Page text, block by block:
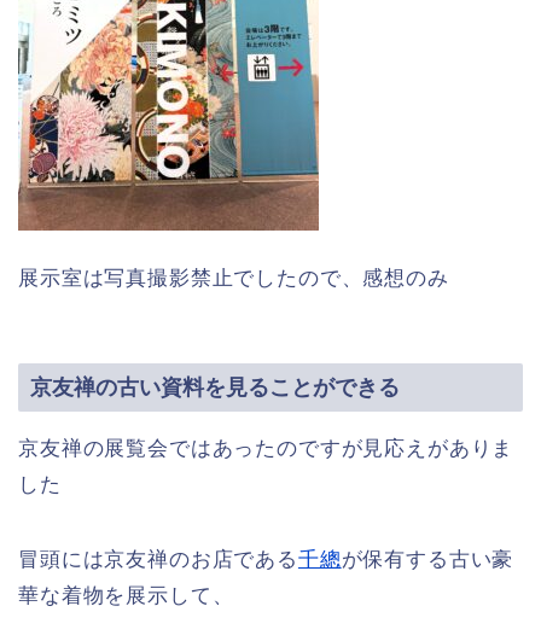
展示室は写真撮影禁止でしたので、感想のみ
京友禅の古い資料を見ることができる
京友禅の展覧会ではあったのですが見応えがありま
した
冒頭には京友禅のお店である千總が保有する古い豪
華な着物を展示して、